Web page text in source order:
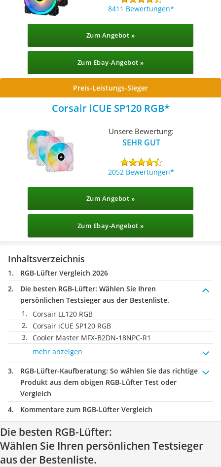
8411 Bewertungen
Zum Angebot »
Zum Ebay-Angebot »
Preis-Leistungs-Sieger
Corsair iCUE SP120 RGB
Unsere Bewertung:
SEHR GUT
2052 Bewertungen
Zum Angebot »
Zum Ebay-Angebot »
Inhaltsverzeichnis
RGB-Lüfter Vergleich 2026
Die besten RGB-Lüfter: Wählen Sie Ihren
persönlichen Testsieger aus der Bestenliste.
Corsair LL120 RGB
Corsair iCUE SP120 RGB
Cooler Master MFX-B2DN-18NPC-R1
mehr anzeigen
RGB-Lüfter-Kaufberatung: So wählen Sie das richtige
Produkt aus dem obigen RGB-Lüfter Test oder
Vergleich
Kommentare zum RGB-Lüfter Vergleich
Die besten RGB-Lüfter:
Wählen Sie Ihren persönlichen Testsieger
aus der Bestenliste.